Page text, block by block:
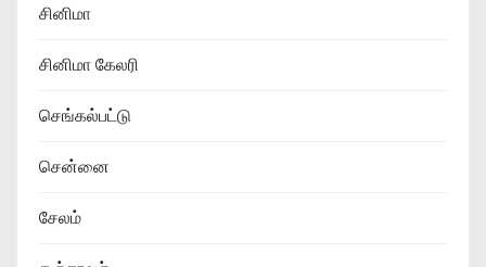
சினிமா
சினிமா கேலரி
செங்கல்பட்டு
சென்னை
சேலம்